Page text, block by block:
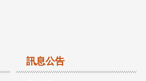
訊息公告